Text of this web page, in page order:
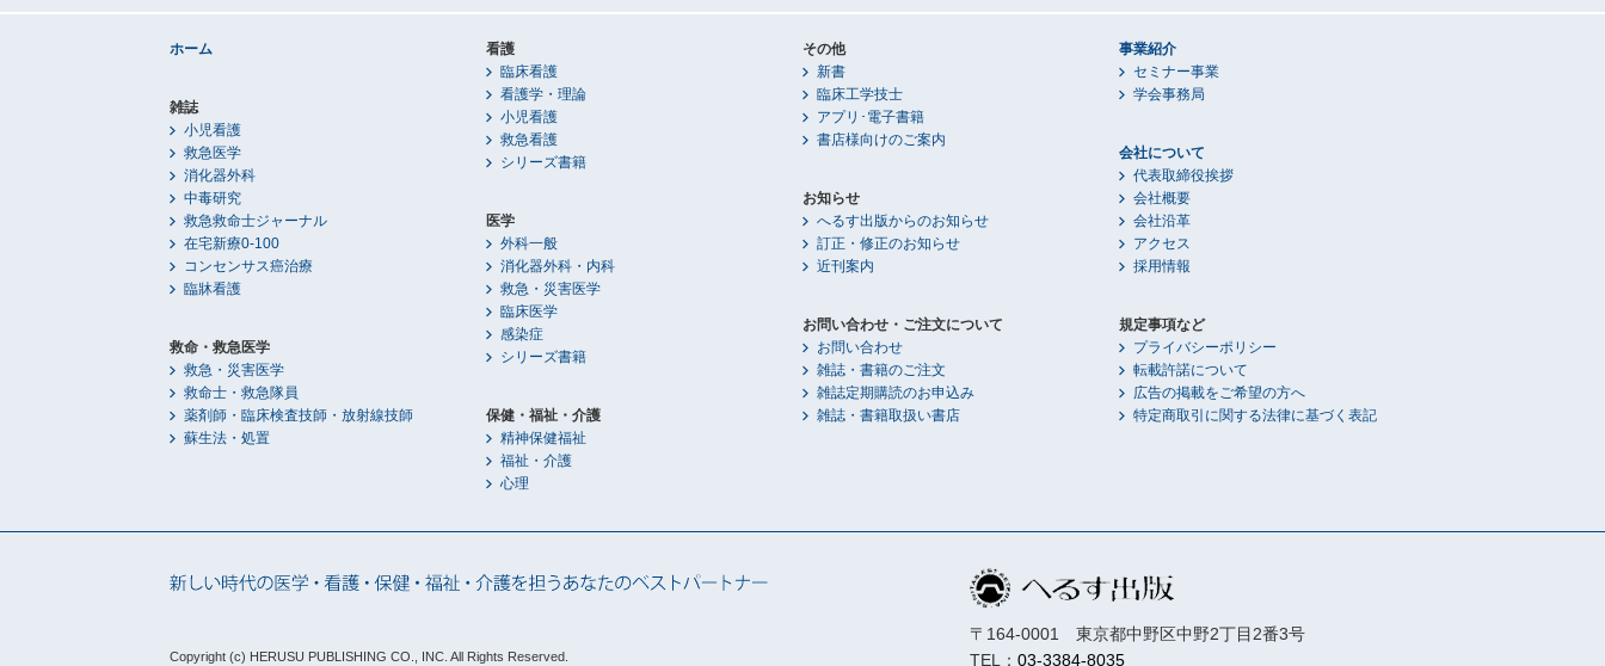
ホーム
雑誌
小児看護
救急医学
消化器外科
中毒研究
救急救命士ジャーナル
在宅新療0-100
コンセンサス癌治療
臨牀看護
救命・救急医学
救急・災害医学
救命士・救急隊員
薬剤師・臨床検査技師・放射線技師
蘇生法・処置
看護
臨床看護
看護学・理論
小児看護
救急看護
シリーズ書籍
医学
外科一般
消化器外科・内科
救急・災害医学
臨床医学
感染症
シリーズ書籍
保健・福祉・介護
精神保健福祉
福祉・介護
心理
その他
新書
臨床工学技士
アプリ･電子書籍
書店様向けのご案内
お知らせ
へるす出版からのお知らせ
訂正・修正のお知らせ
近刊案内
お問い合わせ・ご注文について
お問い合わせ
雑誌・書籍のご注文
雑誌定期購読のお申込み
雑誌・書籍取扱い書店
事業紹介
セミナー事業
学会事務局
会社について
代表取締役挨拶
会社概要
会社沿革
アクセス
採用情報
規定事項など
プライバシーポリシー
転載許諾について
広告の掲載をご希望の方へ
特定商取引に関する法律に基づく表記
〒164-0001 東京都中野区中野2丁目2番3号
TEL： 03-3384-8035
Copyright (c) HERUSU PUBLISHING CO., INC. All Rights Reserved.